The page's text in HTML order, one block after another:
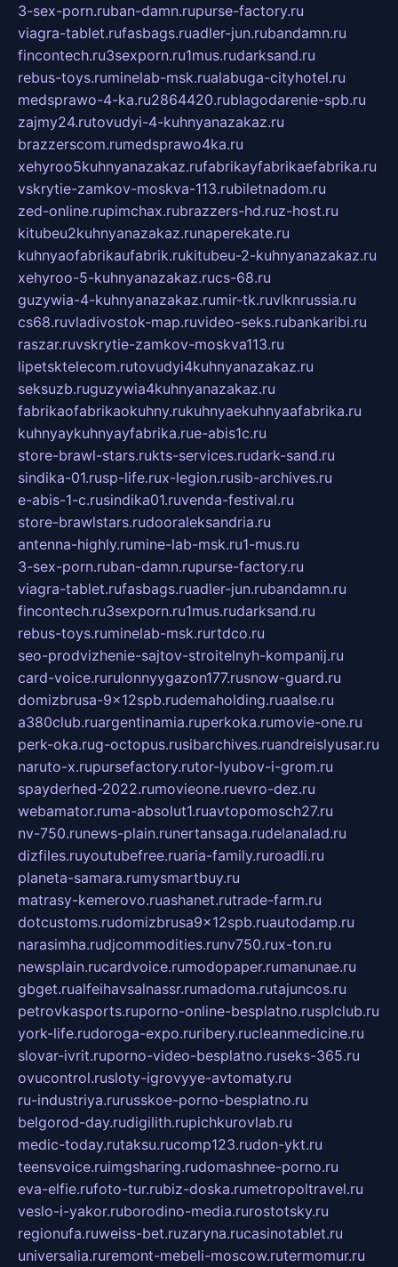
3-sex-porn.ruban-damn.rupurse-factory.ru
viagra-tablet.rufasbags.ruadler-jun.rubandamn.ru
fincontech.ru3sexporn.ru1mus.rudarksand.ru
rebus-toys.ruminelab-msk.rualabuga-cityhotel.ru
medsprawo-4-ka.ru2864420.rublagodarenie-spb.ru
zajmy24.rutovudyi-4-kuhnyanazakaz.ru
brazzerscom.rumedsprawo4ka.ru
xehyroo5kuhnyanazakaz.rufabrikayfabrikaefabrika.ru
vskrytie-zamkov-moskva-113.rubiletnadom.ru
zed-online.rupimchax.rubrazzers-hd.ruz-host.ru
kitubeu2kuhnyanazakaz.runaperekate.ru
kuhnyaofabrikaufabrik.rukitubeu-2-kuhnyanazakaz.ru
xehyroo-5-kuhnyanazakaz.rucs-68.ru
guzywia-4-kuhnyanazakaz.rumir-tk.ruvlknrussia.ru
cs68.ruvladivostok-map.ruvideo-seks.rubankaribi.ru
raszar.ruvskrytie-zamkov-moskva113.ru
lipetsktelecom.rutovudyi4kuhnyanazakaz.ru
seksuzb.ruguzywia4kuhnyanazakaz.ru
fabrikaofabrikaokuhny.rukuhnyaekuhnyaafabrika.ru
kuhnyaykuhnyayfabrika.rue-abis1c.ru
store-brawl-stars.rukts-services.rudark-sand.ru
sindika-01.rusp-life.rux-legion.rusib-archives.ru
e-abis-1-c.rusindika01.ruvenda-festival.ru
store-brawlstars.rudooraleksandria.ru
antenna-highly.rumine-lab-msk.ru1-mus.ru
3-sex-porn.ruban-damn.rupurse-factory.ru
viagra-tablet.rufasbags.ruadler-jun.rubandamn.ru
fincontech.ru3sexporn.ru1mus.rudarksand.ru
rebus-toys.ruminelab-msk.rurtdco.ru
seo-prodvizhenie-sajtov-stroitelnyh-kompanij.ru
card-voice.rurulonnyygazon177.rusnow-guard.ru
domizbrusa-9x12spb.rudemaholding.ruaalse.ru
a380club.ruargentinamia.ruperkoka.rumovie-one.ru
perk-oka.rug-octopus.rusibarchives.ruandreislyusar.ru
naruto-x.rupursefactory.rutor-lyubov-i-grom.ru
spayderhed-2022.rumovieone.ruevro-dez.ru
webamator.ruma-absolut1.ruavtopomosch27.ru
nv-750.runews-plain.runertansaga.rudelanalad.ru
dizfiles.ruyoutubefree.ruaria-family.ruroadli.ru
planeta-samara.rumysmartbuy.ru
matrasy-kemerovo.ruashanet.rutrade-farm.ru
dotcustoms.rudomizbrusa9x12spb.ruautodamp.ru
narasimha.rudjcommodities.runv750.rux-ton.ru
newsplain.rucardvoice.rumodopaper.rumanunae.ru
gbget.rualfeihavsalnassr.rumadoma.rutajuncos.ru
petrovkasports.ruporno-online-besplatno.rusplclub.ru
york-life.rudoroga-expo.ruribery.rucleanmedicine.ru
slovar-ivrit.ruporno-video-besplatno.ruseks-365.ru
ovucontrol.rusloty-igrovyye-avtomaty.ru
ru-industriya.rurusskoe-porno-besplatno.ru
belgorod-day.rudigilith.rupichkurovlab.ru
medic-today.rutaksu.rucomp123.rudon-ykt.ru
teensvoice.ruimgsharing.rudomashnee-porno.ru
eva-elfie.rufoto-tur.rubiz-doska.rumetropoltravel.ru
veslo-i-yakor.ruborodino-media.rurostotsky.ru
regionufa.ruweiss-bet.ruzaryna.rucasinotablet.ru
universalia.ruremont-mebeli-moscow.rutermomur.ru